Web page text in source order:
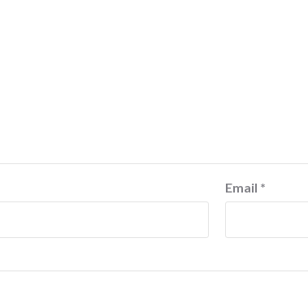
Email *